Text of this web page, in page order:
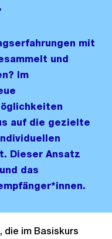
mit
und
Im
auf die gezielte
Dieser Ansatz
das
die im Basiskurs